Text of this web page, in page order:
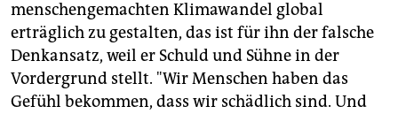
menschengemachten Klimawandel global
erträglich zu gestalten, das ist für ihn der falsche
Denkansatz, weil er Schuld und Sühne in der
Vordergrund stellt. "Wir Menschen haben das
Gefühl bekommen, dass wir schädlich sind. Und